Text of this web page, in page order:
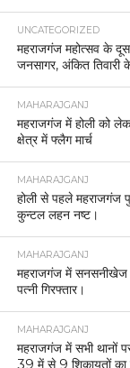
UNCATEGORIZED
महराजगंज महोत्सव के
जनसागर, अंकित तिवारी
MAHARAJGANJ
महराजगंज में होली को
क्षेत्र में फ्लैग मार्च
MAHARAJGANJ
होली से पहले महराजगंज
कुन्टल लहन नष्ट।
MAHARAJGANJ
महराजगंज में सनसनीखेज
पत्नी गिरफ्तार।
MAHARAJGANJ
महराजगंज में सभी थानों
39 में से 9 शिकायतों का